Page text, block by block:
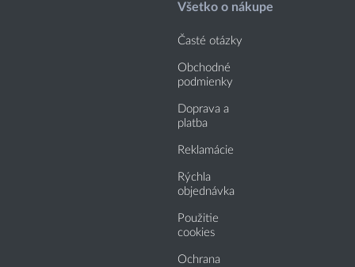
Všetko o nákupe
Časté otázky
Obchodné
podmienky
Doprava a
platba
Reklamácie
Rýchla
objednávka
Použitie
cookies
Ochrana